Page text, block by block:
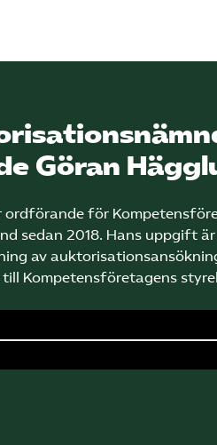
Göran
ordförande för
sedan 2018. Hans uppgift
av
Kompetensföretagens